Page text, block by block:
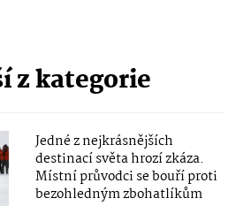
z kategorie
Jedné z nejkrásnějších
destinací světa hrozí zkáza.
Místní průvodci se bouří proti
bezohledným zbohatlíkům